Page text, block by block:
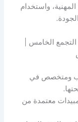
واستخدام
الخامس |
ومتخصص في
معتمدة من